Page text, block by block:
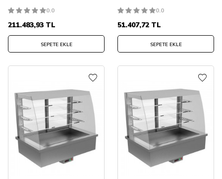
0.0
211.483,93 TL
SEPETE EKLE
0.0
51.407,72 TL
SEPETE EKLE